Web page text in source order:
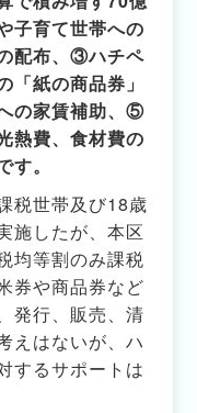
子育て世帯への
配布、③ハチペ
「紙の商品券」
の家賃補助、⑤
熱費、食材費の
。
税世帯及び18歳
施したが、本区
均等割のみ課税
券や商品券など
発行、販売、清
えはないが、ハ
するサポートは